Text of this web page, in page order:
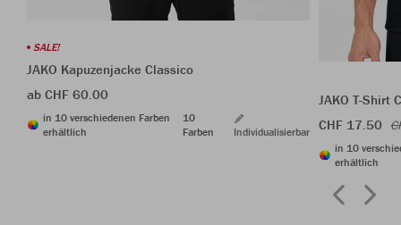
SALE!
JAKO Kapuzenjacke Classico
ab CHF 60.00
in 10 verschiedenen Farben
erhältlich
10
Farben
Individualisierbar
JAKO T-Shirt
CHF 17.50
in 10
erhältlich